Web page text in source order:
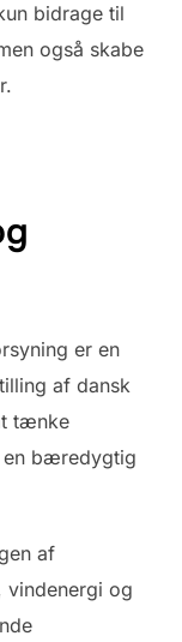
bidrage til
også skabe
er en
af dansk
tænke
en bæredygtig
af
vindenergi og